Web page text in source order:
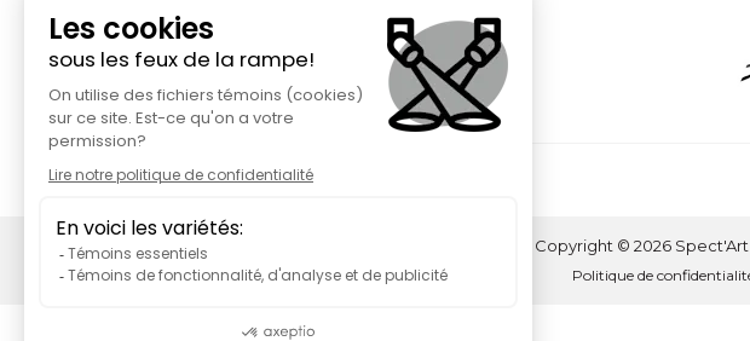
à Rimouski | Copyright © 2026
Politique de